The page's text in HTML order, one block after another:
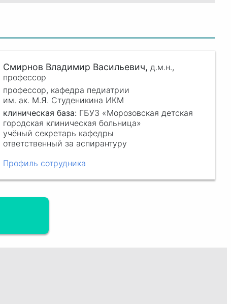
Смирнов Владимир Васильевич, д.м.н.,
профессор
профессор, кафедра педиатрии
им. ак. М.Я. Студеникина ИКМ
клиническая база:ГБУЗ «Морозовская детская
городская клиническая больница»
учёный секретарь кафедры
ответственный за аспирантуру
Профиль сотрудника